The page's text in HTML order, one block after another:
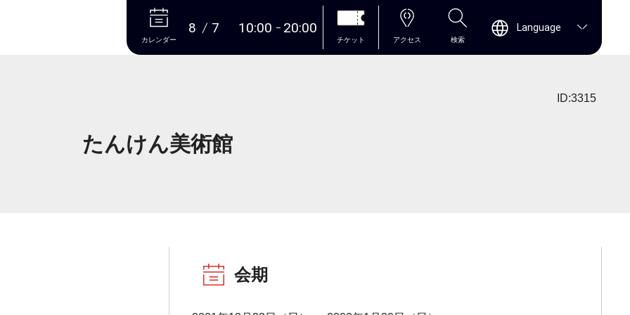
本文へ
カレンダー
8 7 10:00 20:00
チケット アクセス 検索
Language
ID:3315
たんけん美術館
会期